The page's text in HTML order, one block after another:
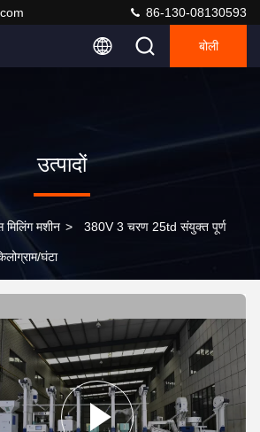
86-130-08130593
बोली
उत्पादों
मिलिंग मशीन > 380V 3 चरण 25td संयुक्त पूर्ण
घंटा